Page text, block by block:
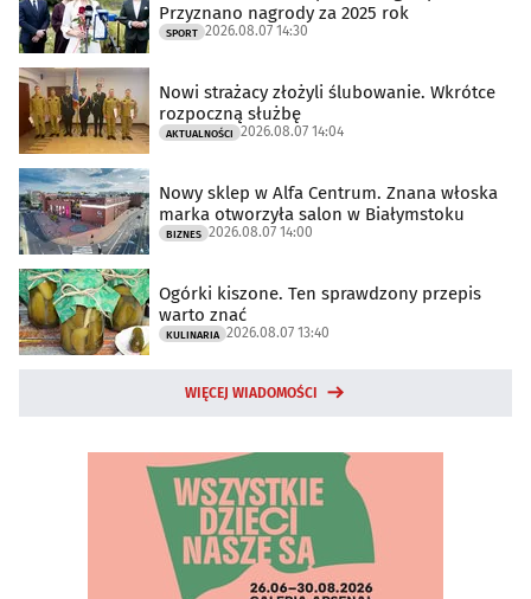
Przyznano nagrody za 2025 rok
SPORT 2026.08.07 14:30
Nowi strażacy złożyli ślubowanie. Wkrótce
rozpoczną służbę
AKTUALNOŚCI 2026.08.07 14:04
Nowy sklep w Alfa Centrum. Znana włoska
marka otworzyła salon w Białymstoku
BIZNES 2026.08.07 14:00
Ogórki kiszone. Ten sprawdzony przepis
warto znać
KULINARIA 2026.08.07 13:40
WIĘCEJ WIADOMOŚCI